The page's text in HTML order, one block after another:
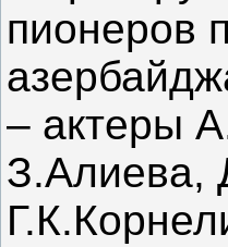
пионеров
– актеры
З.Алиева,